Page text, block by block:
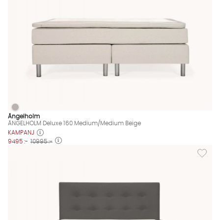
ÄNGELHOLM Deluxe 160 Medium/Medium Beige Finns även i
ÄNGELHOLM Deluxe 160 Medium/Medium Beige
Ängelholm
ÄNGELHOLM Deluxe 160 Medium/Medium Beige
KAMPANJ
9495 :- 10995 :-
Lägg